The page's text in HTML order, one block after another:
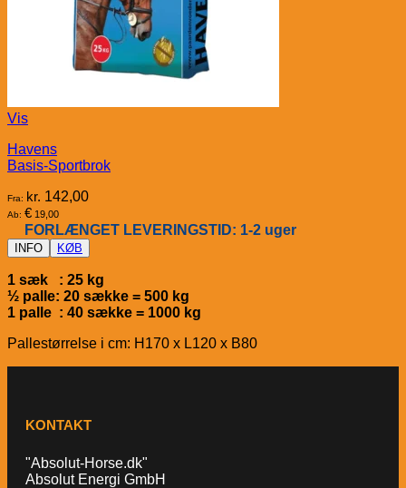
Vis
Havens
Basis-Sportbrok
Fra: kr. 142,00
Ab: € 19,00
FORLÆNGET LEVERINGSTID: 1-2 uger
INFO KØB
1 sæk : 25 kg
½ palle: 20 sække = 500 kg
1 palle : 40 sække = 1000 kg
Pallestørrelse i cm: H170 x L120 x B80
KONTAKT
"Absolut-Horse.dk"
Absolut Energi GmbH